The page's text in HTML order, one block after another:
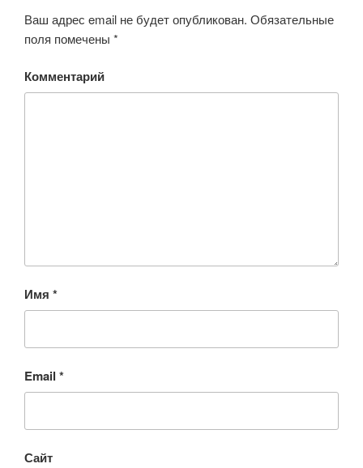
Ваш адрес email не будет опубликован. Обязательные
поля помечены *
Комментарий
Имя *
Email *
Сайт